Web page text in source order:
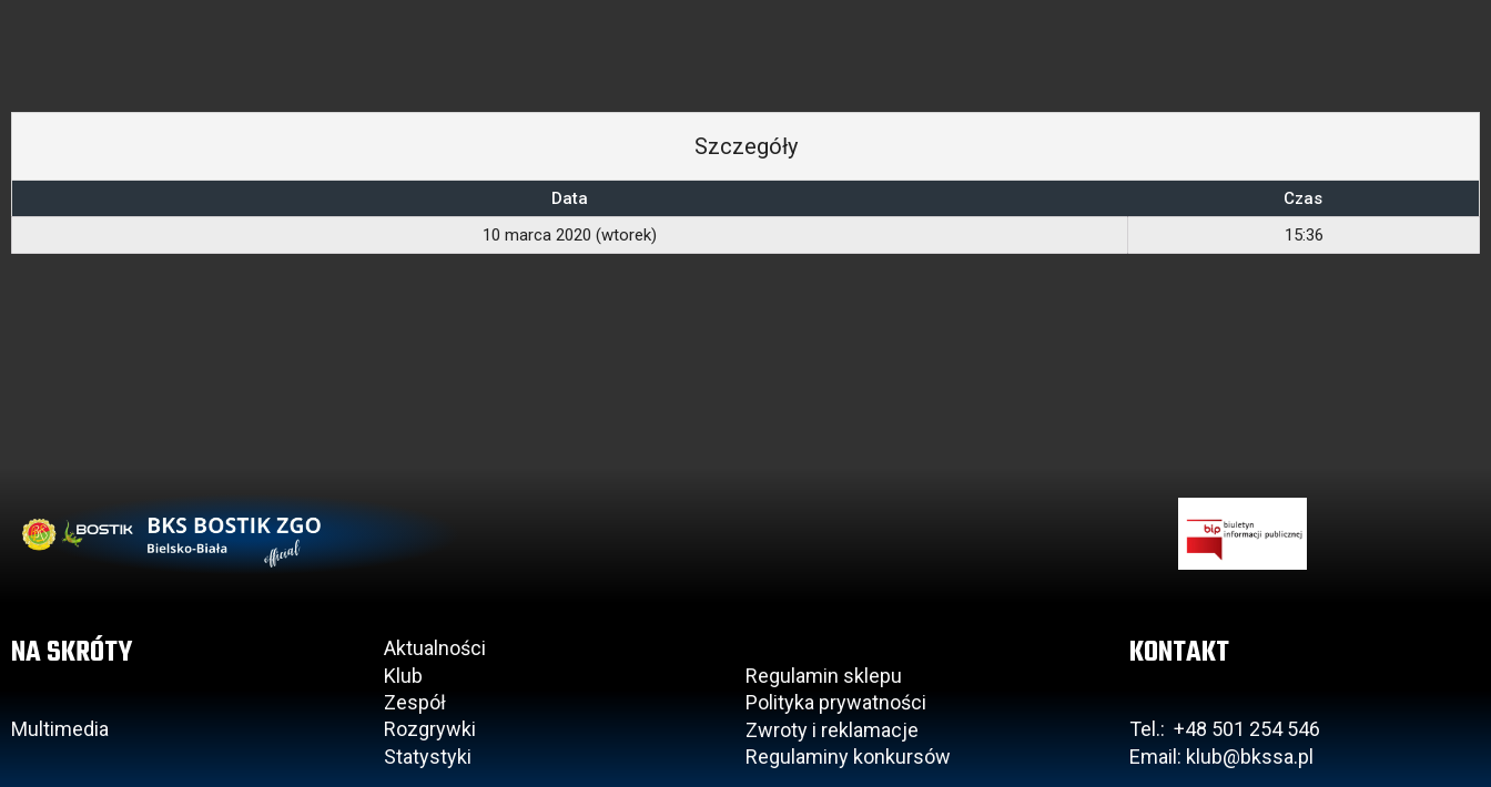
Szczegóły
Data
Czas
10 marca 2020 (wtorek)
15:36
NA SKRÓTY
Multimedia
Aktualności
Klub
Zespół
Rozgrywki
Statystyki
Regulamin sklepu
Polityka prywatności
Zwroty i reklamacje
Regulaminy konkursów
KONTAKT
Tel.: +48 501 254 546
Email: klub@bkssa.pl